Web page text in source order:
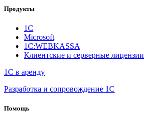
Продукты
1С
Microsoft
1С:WEBKASSA
Клиентские и серверные лицензии
1С в аренду
Разработка и сопровождение 1С
Помощь